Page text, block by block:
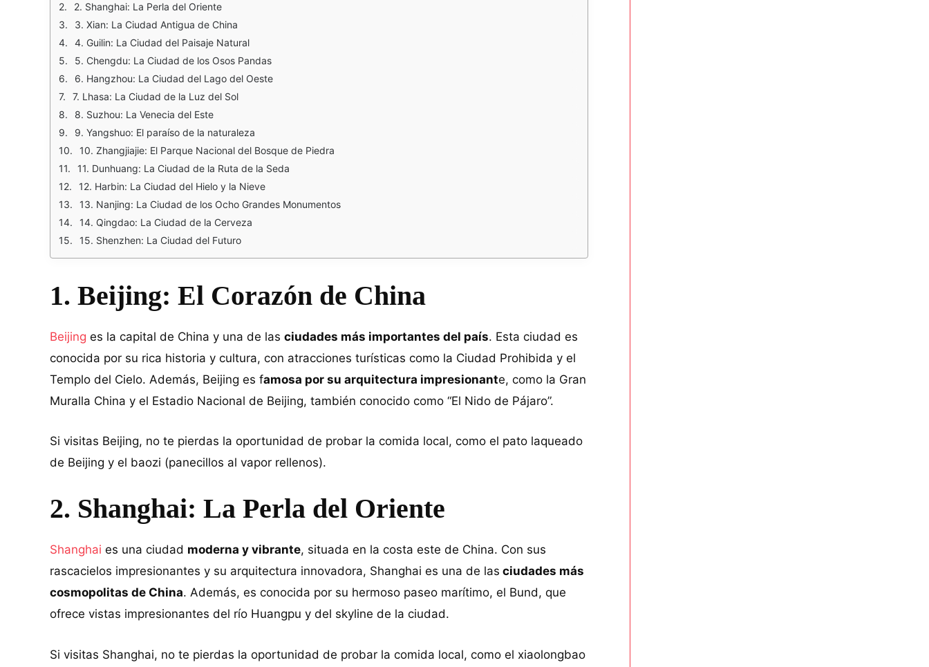
2. Shanghai: La Perla del Oriente
3. Xian: La Ciudad Antigua de China
4. Guilin: La Ciudad del Paisaje Natural
5. Chengdu: La Ciudad de los Osos Pandas
6. Hangzhou: La Ciudad del Lago del Oeste
7. Lhasa: La Ciudad de la Luz del Sol
8. Suzhou: La Venecia del Este
9. Yangshuo: El paraíso de la naturaleza
10. Zhangjiajie: El Parque Nacional del Bosque de Piedra
11. Dunhuang: La Ciudad de la Ruta de la Seda
12. Harbin: La Ciudad del Hielo y la Nieve
13. Nanjing: La Ciudad de los Ocho Grandes Monumentos
14. Qingdao: La Ciudad de la Cerveza
15. Shenzhen: La Ciudad del Futuro
1. Beijing: El Corazón de China
Beijing es la capital de China y una de las ciudades más importantes del país. Esta ciudad es
conocida por su rica historia y cultura, con atracciones turísticas como la Ciudad Prohibida y el
Templo del Cielo. Además, Beijing es famosa por su arquitectura impresionante, como la Gran
Muralla China y el Estadio Nacional de Beijing, también conocido como “El Nido de Pájaro”.
Si visitas Beijing, no te pierdas la oportunidad de probar la comida local, como el pato laqueado
de Beijing y el baozi (panecillos al vapor rellenos).
2. Shanghai: La Perla del Oriente
Shanghai es una ciudad moderna y vibrante, situada en la costa este de China. Con sus
rascacielos impresionantes y su arquitectura innovadora, Shanghai es una de las ciudades más
cosmopolitas de China. Además, es conocida por su hermoso paseo marítimo, el Bund, que
ofrece vistas impresionantes del río Huangpu y del skyline de la ciudad.
Si visitas Shanghai, no te pierdas la oportunidad de probar la comida local, como el xiaolongbao